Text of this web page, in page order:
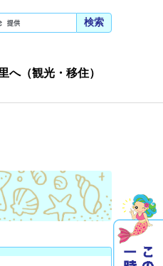
検索
へ（観光・移住）